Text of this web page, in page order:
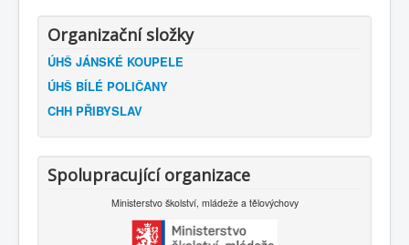
Organizační složky
ÚHŠ JÁNSKÉ KOUPELE
ÚHŠ BÍLÉ POLIČANY
CHH PŘIBYSLAV
Spolupracující organizace
Ministerstvo školství, mládeže a tělovýchovy